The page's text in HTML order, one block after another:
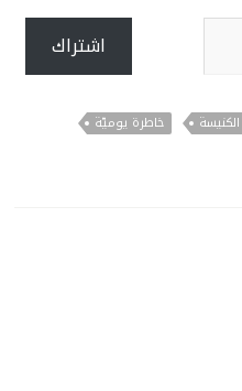
اشتراك
الكنيسة
خاطرة يوميّة